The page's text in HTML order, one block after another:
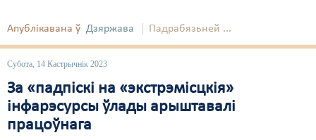
Апублікавана ў Дзяржава Падрабязьней ...
Субота, 14 Кастрычнік 2023
За «падпіскі на «экстрэмісцкія»
інфарэсурсы ўлады арыштавалі
працоўнага